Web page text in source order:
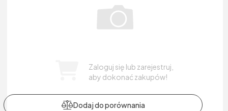
Zaloguj się lub zarejestruj,
aby dokonać zakupów!